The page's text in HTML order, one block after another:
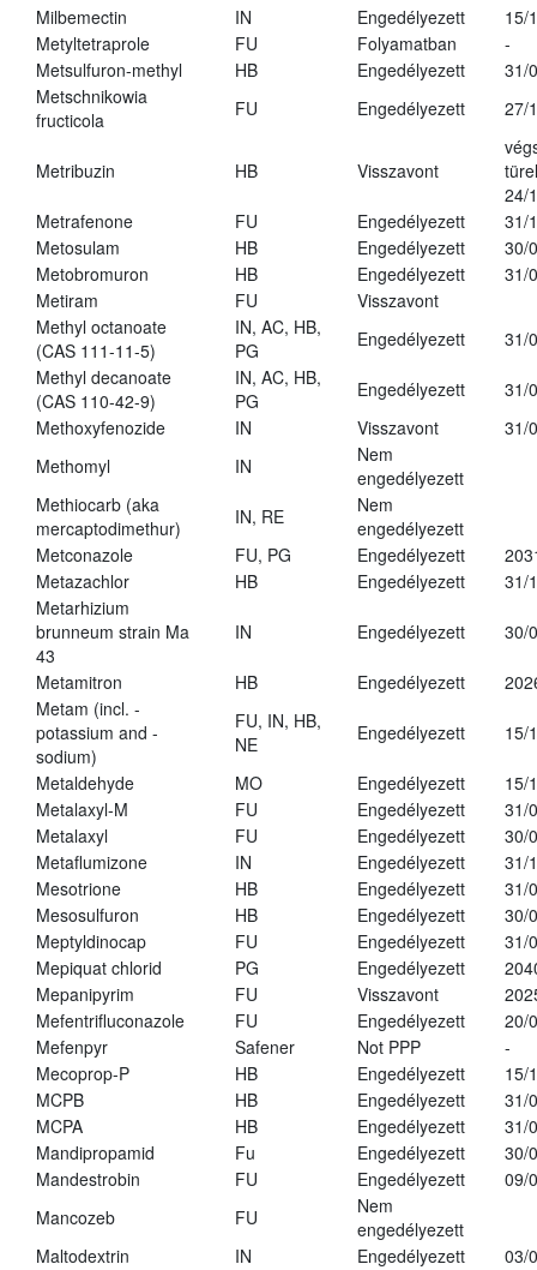
Milbemectin
IN Engedélyezett
15/
Metyltetraprole
FU Folyamatban
-
Metsulfuron-methyl
HB Engedélyezett
31/
Metschnikowia
fructicola
FU Engedélyezett 27/
Metribuzin HB Visszavont
24/
Metrafenone
FU Engedélyezett
31/
Metosulam
HB Engedélyezett
30/
Metobromuron
HB Engedélyezett
31/
Metiram
FU
Visszavont
Methyl octanoate
(CAS 111-11-5)
IN, AC, HB,
PG
Engedélyezett
31/
Methyl decanoate
(CAS 110-42-9)
IN, AC, HB,
PG
Engedélyezett
31/
Methoxyfenozide
IN Visszavont
31/
Methomyl
IN
Nem
engedélyezett
Methiocarb (aka
mercaptodimethur)
IN, RE
Nem
engedélyezett
Metconazole
FU, PG Engedélyezett
Metazachlor
HB Engedélyezett
31/
Metarhizium
brunneum strain Ma
43
IN Engedélyezett 30/
Metamitron HB Engedélyezett
Metam (incl. -
potassium and -
sodium)
FU, IN, HB,
NE
Engedélyezett 15/
Metaldehyde MO Engedélyezett
15/
Metalaxyl-M
FU Engedélyezett
31/
Metalaxyl
FU Engedélyezett
30/
Metaflumizone
IN Engedélyezett
31/
Mesotrione
HB Engedélyezett
31/
Mesosulfuron
HB Engedélyezett
30/
Meptyldinocap
FU Engedélyezett
31/
Mepiquat chlorid
PG Engedélyezett
Mepanipyrim
FU Visszavont
Mefentrifluconazole
FU Engedélyezett
20/
Mefenpyr
Safener Not PPP
-
Mecoprop-P
HB Engedélyezett
15/
MCPB
HB Engedélyezett
31/
MCPA
HB Engedélyezett
31/
Mandipropamid
Fu Engedélyezett
30/
Mandestrobin
FU Engedélyezett
09/
Mancozeb
FU
Nem
engedélyezett
Maltodextrin
IN Engedélyezett
03/